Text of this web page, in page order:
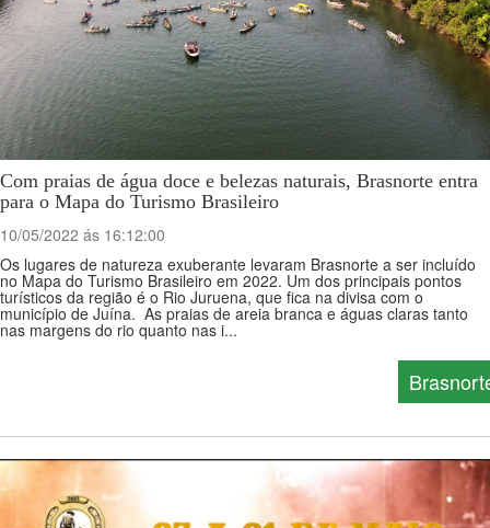
Com praias de água doce e belezas naturais, Brasnorte entra
para o Mapa do Turismo Brasileiro
10/05/2022 ás 16:12:00
Os lugares de natureza exuberante levaram Brasnorte a ser incluído
no Mapa do Turismo Brasileiro em 2022. Um dos principais pontos
turísticos da região é o Rio Juruena, que fica na divisa com o
município de Juína. As praias de areia branca e águas claras tanto
nas margens do rio quanto nas i...